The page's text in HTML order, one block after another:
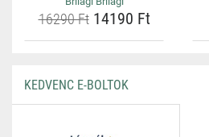
16290 Ft14190 Ft
KEDVENC E-BOLTOK